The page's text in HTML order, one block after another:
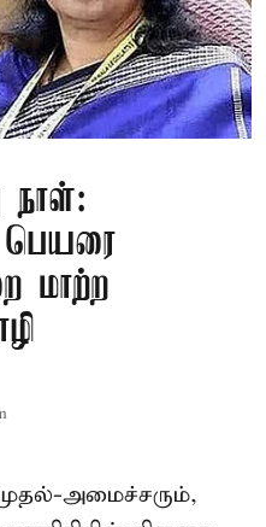
நாள்:
பெயரை
மாற்ற
அமைச்சரும்,